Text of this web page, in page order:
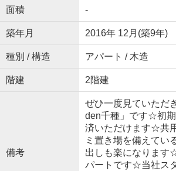
面積 -
築年月 2016年 12月(築9年)
種別 / 構造 アパート / 木造
階建 2階建
備考
ぜひ一度見ていただ
den千種」です☆初
済いただけます☆共
ミ置き場を備えてい
出しも楽になります
パートです☆当社ス